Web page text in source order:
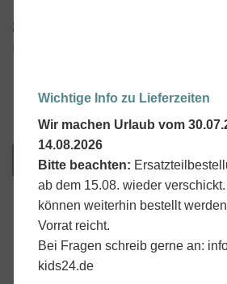
85,00
Lieferzeit:
IN DEN
Wichtige Info zu Lieferzeiten
Wir machen Urlaub vom
14.08.2026
Bitte beachten:
ab dem 15.08. wieder
können weiterhin bestellt
Vorrat reicht.
Bei Fragen schreib gerne an:
kids24.de